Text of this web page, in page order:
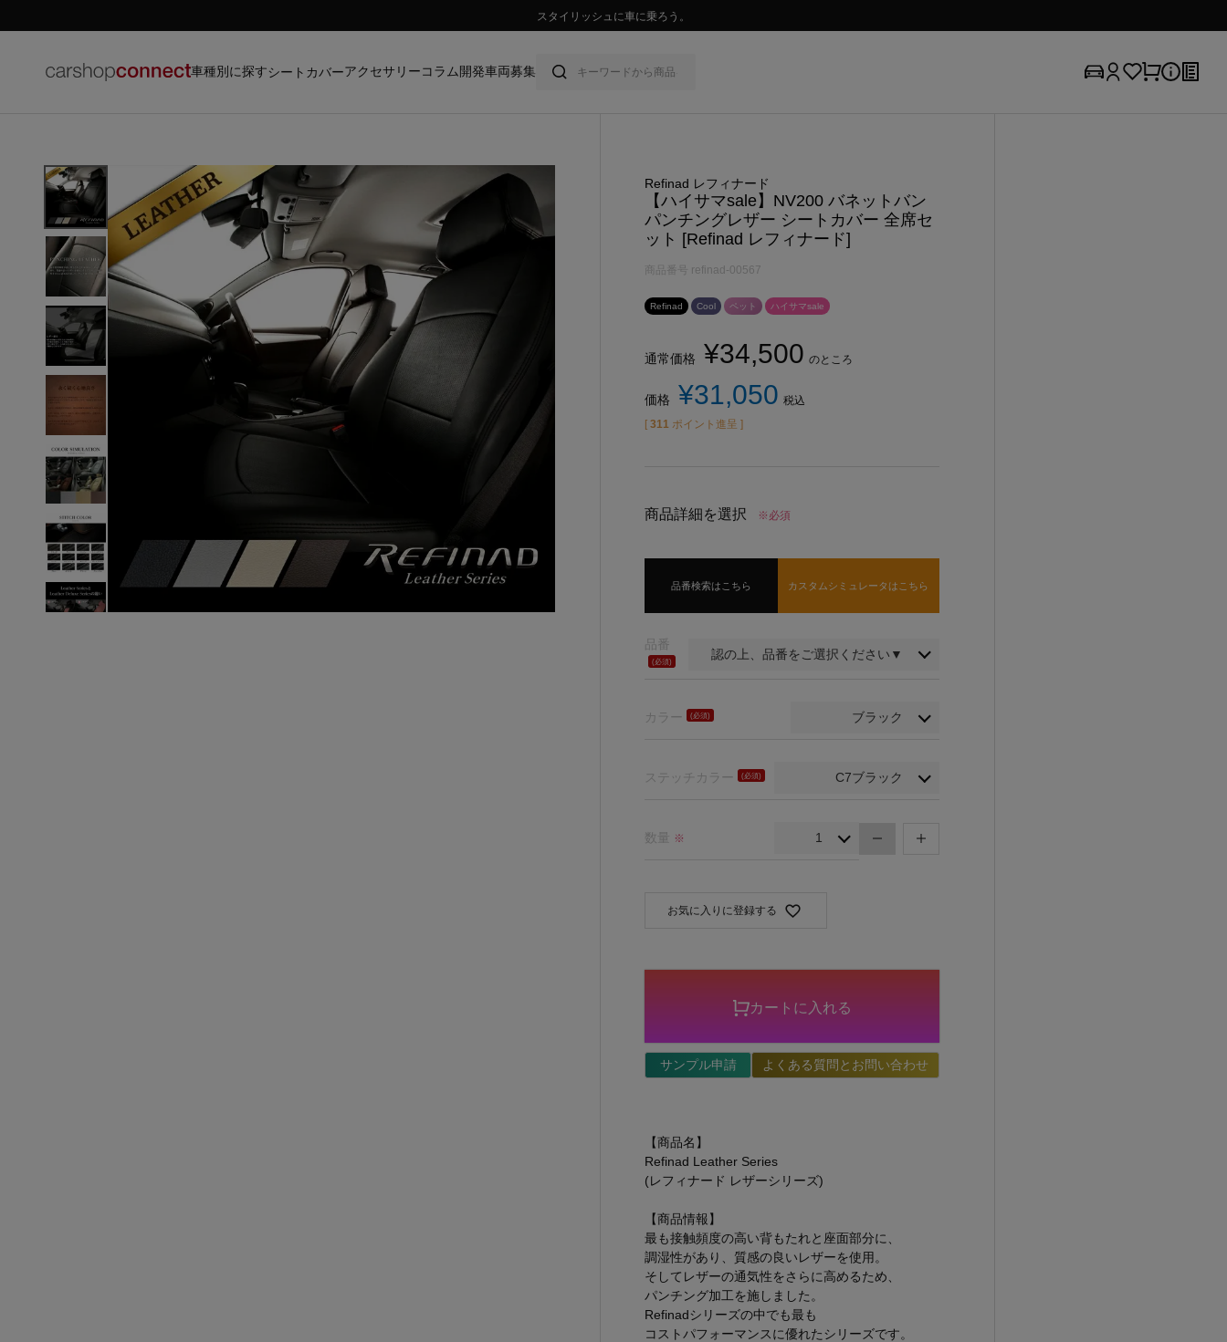
スタイリッシュに車に乗ろう。
車種別に探すシートカバーアクセサリーコラム 開発車両募集
Refinad レフィナード
【ハイサマsale】NV200 バネットバン
パンチングレザー シートカバー 全席セ
ット [Refinad レフィナード]
商品番号 refinad-00567
Refinad Cool ペット ハイサマsale
通常価格 ¥34,500 のところ
価格 ¥31,050 税込
[ 311 ポイント進呈 ]
商品詳細を選択 ※必須
品番検索はこちら カスタムシミュレータはこちら
品番
カラー
ステッチカラー
お気に入りに登録する
数量 ※
カートに入れる
サンプル申請 よくある質問とお問い合わせ
【商品名】
Refinad Leather Series
(レフィナード レザーシリーズ)
【商品情報】
最も接触頻度の高い背もたれと座面部分に、
調湿性があり、質感の良いレザーを使用。
そしてレザーの通気性をさらに高めるため、
パンチング加工を施しました。
Refinadシリーズの中でも最も
コストパフォーマンスに優れたシリーズです。